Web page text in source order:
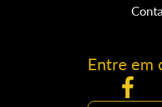
Entre em